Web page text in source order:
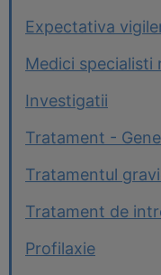
Expectativa
Medici specialisti
Investigatii
Tratament -
Tratamentul
Tratament de
Profilaxie